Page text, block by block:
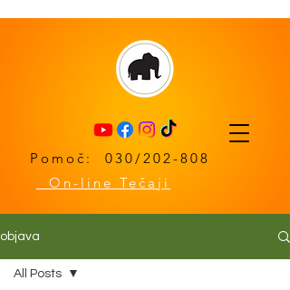
Pomoč: 030/202-808
On-line Tečaji
objava
All Posts